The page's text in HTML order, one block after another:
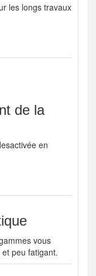
les longs travaux
de la
en
vous
peu fatigant.